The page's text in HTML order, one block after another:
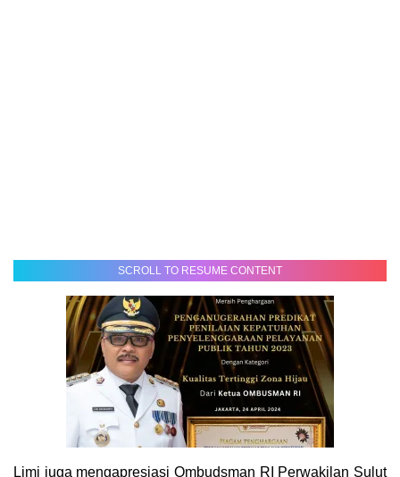
SCROLL TO RESUME CONTENT
Limi juga mengapresiasi Ombudsman RI Perwakilan Sulut